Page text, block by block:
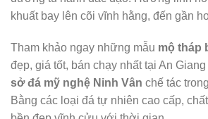
khuất bay lên cõi vĩnh hằng, đến gần
Tham khảo ngay những mẫu mộ tháp
đẹp, giá tốt, bán chạy nhất tại An
sở đá mỹ nghệ Ninh Vân chế tác
Bằng các loại đá tự nhiên cao cấp,